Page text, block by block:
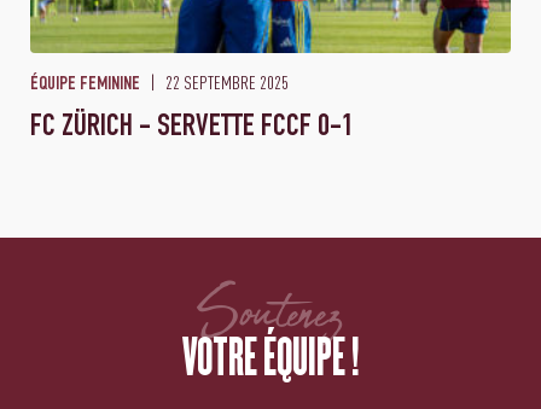
ÉQUIPE FEMININE 22 SEPTEMBRE 2025
FC ZÜRICH - SERVETTE FCCF 0-1
Soutenez
VOTRE ÉQUIPE !